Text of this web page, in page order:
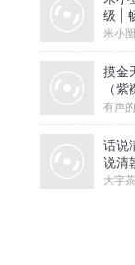
级 |
米小圈
摸金
（紫
有声
话说
说清
尔哈
大宇